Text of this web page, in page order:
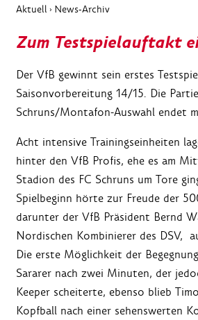
Aktuell › News-Archiv
Zum Testspielauftakt
Der VfB gewinnt sein erstes
Saisonvorbereitung 14/15. Die
Schruns/Montafon-Auswahl endet
Acht intensive Trainingseinheiten
hinter den VfB Profis, ehe es am
Stadion des FC Schruns um Tore
Spielbeginn hörte zur Freude der
darunter der VfB Präsident Bernd
Nordischen Kombinierer des DSV,
Die erste Möglichkeit der
Sararer nach zwei Minuten, der
Keeper scheiterte, ebenso blieb
Kopfball nach einer sehenswerten